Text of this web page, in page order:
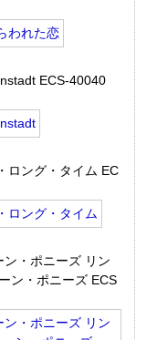
ECS-40040
ロング・タイム EC
・ポニーズ リン
ン・ポニーズ ECS